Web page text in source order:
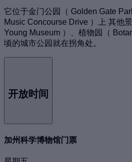
它位于金门公园（ Golden Gate
Music Concourse Drive ）上 其他
Young Museum ）、植物园（
顷的城市公园就在拐角处。
开放时间
加州科学博物馆门票